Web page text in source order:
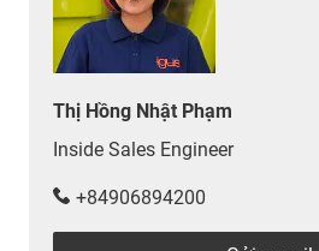
Thị Hồng Nhật Phạm
Inside Sales Engineer
+84906894200